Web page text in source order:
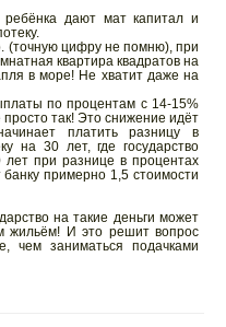
дают мат капитал и
(точную цифру не помню), при
квартира квадратов на
в море! Не хватит даже на
по процентам с 14-15%
так! Это снижение идёт
платить разницу в
на 30 лет, где государство
при разнице в процентах
банку примерно 1,5 стоимости
на такие деньги может
жильём! И это решит вопрос
чем заниматься подачками